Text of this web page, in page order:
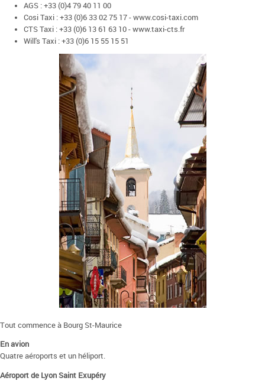
AGS : +33 (0)4 79 40 11 00
Cosi Taxi : +33 (0)6 33 02 75 17 - www.cosi-taxi.com
CTS Taxi : +33 (0)6 13 61 63 10 - www.taxi-cts.fr
Will's Taxi : +33 (0)6 15 55 15 51
Tout commence à Bourg St-Maurice
En avion
Quatre aéroports et un héliport.
Aéroport de Lyon Saint Exupéry